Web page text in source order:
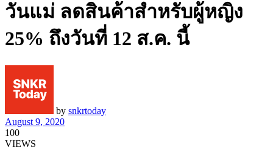
วันแม่ ลดสินค้าสำหรับผู้หญิง
25% ถึงวันที่ 12 ส.ค. นี้
by snkrtoday
August 9, 2020
100
VIEWS